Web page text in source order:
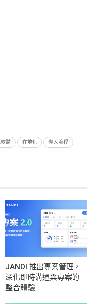
軟體 在地化 導入流程
JANDI 推出專案管理，
深化即時溝通與專案的
整合體驗